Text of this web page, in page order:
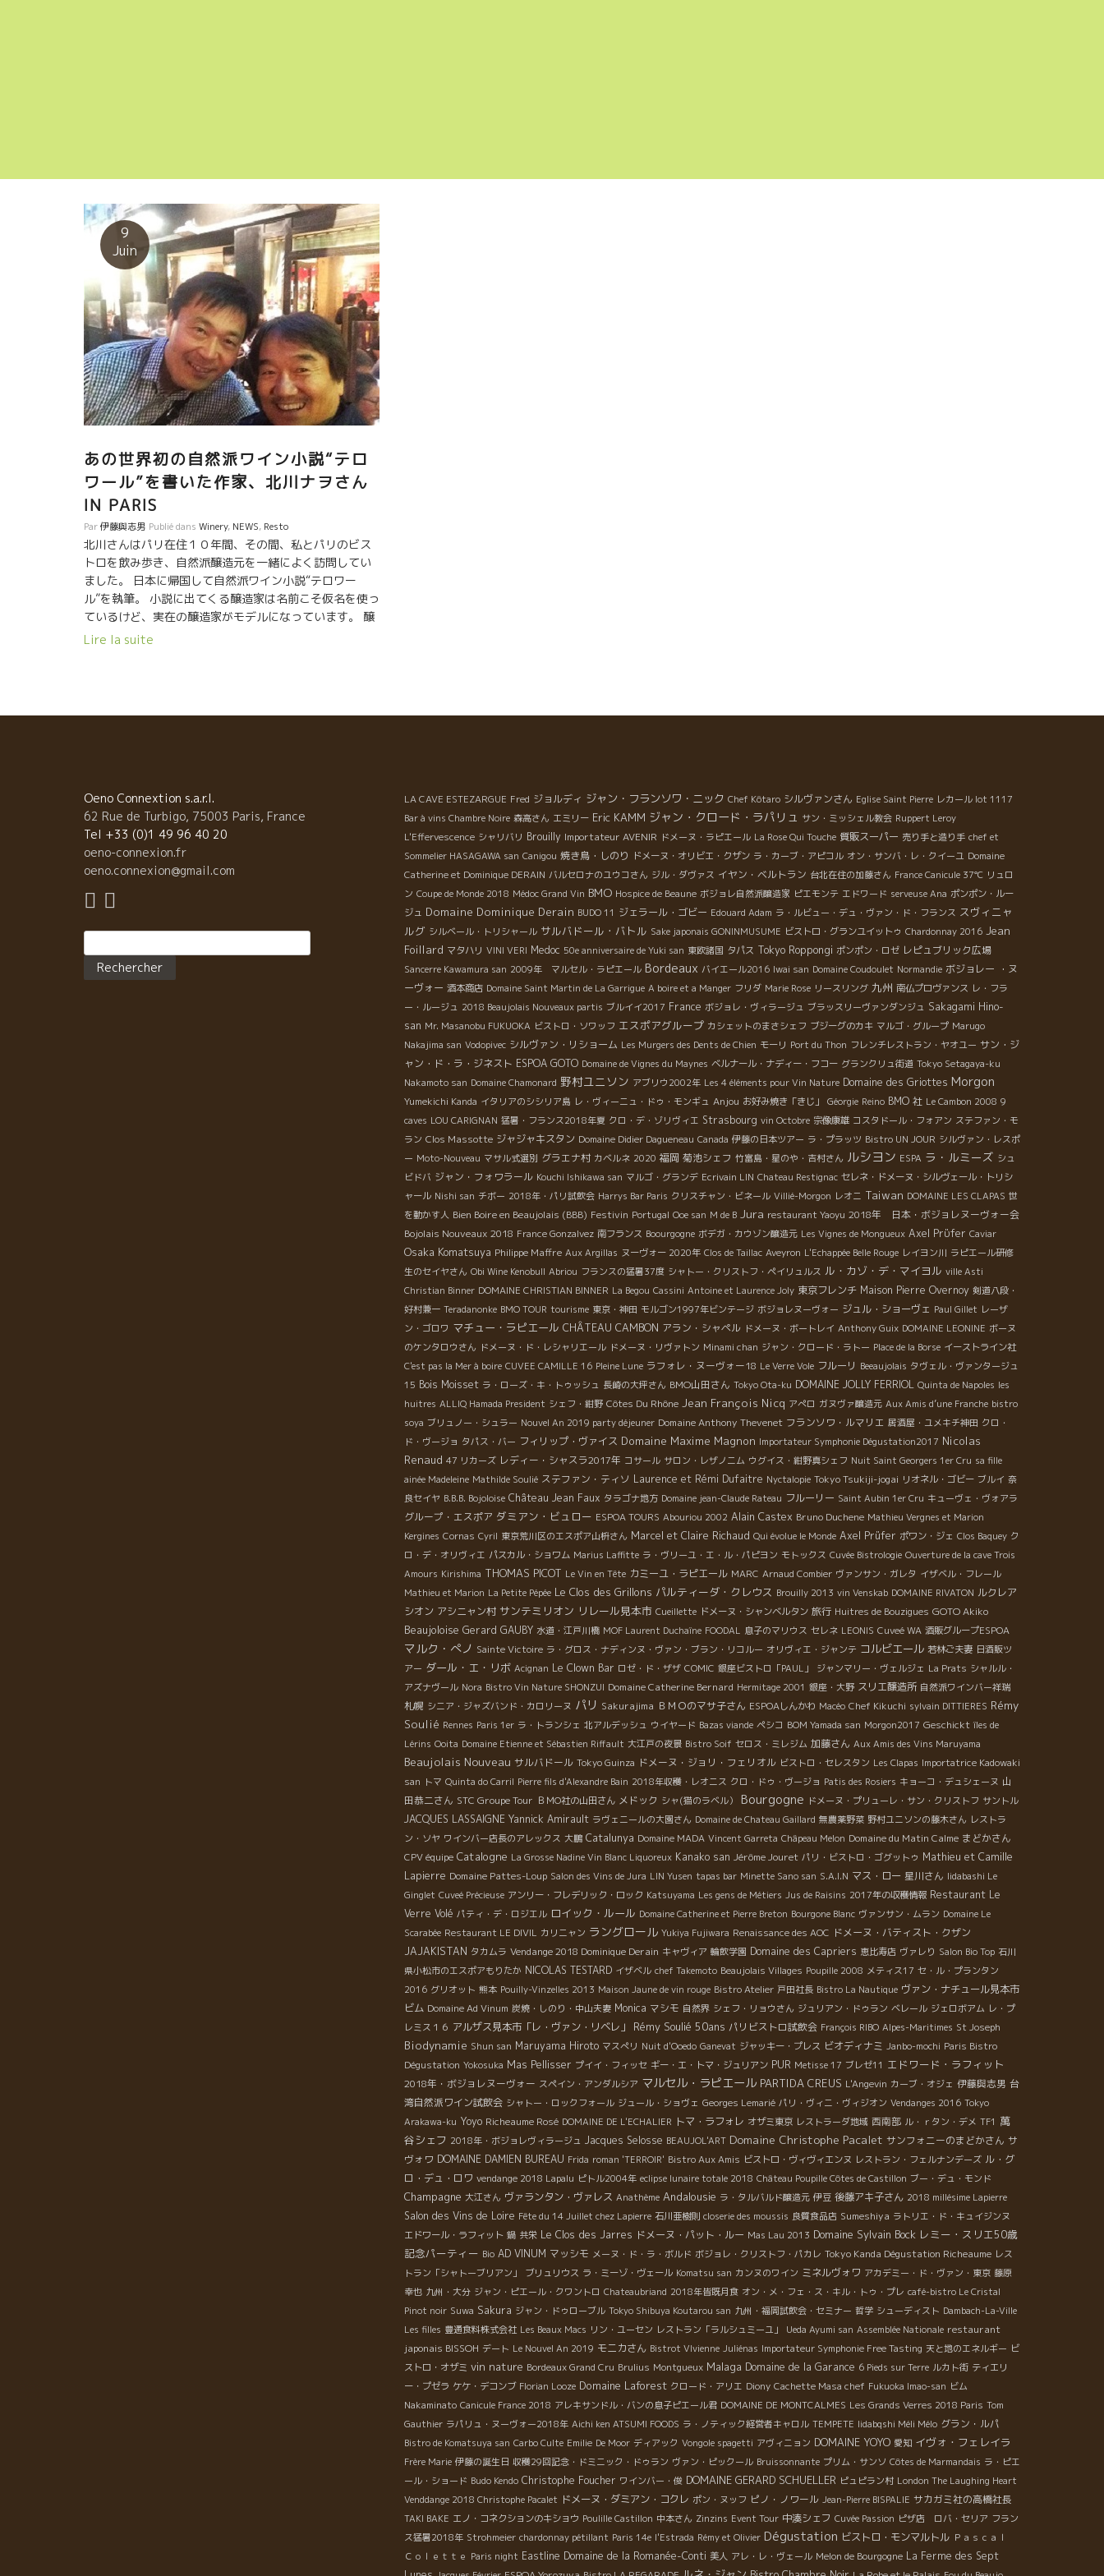
9
Juin
あの世界初の自然派ワイン小説“テロ
ワール”を書いた作家、北川ナヲさん
IN PARIS
Par伊藤與志男 Publié dans Winery, NEWS, Resto
北川さんはパリ在住１０年間、その間、私とパリのビス
トロを飲み歩き、自然派醸造元を一緒によく訪問してい
ました。 日本に帰国して自然派ワイン小説“テロワー
ル”を執筆。 小説に出てくる醸造家は名前こそ仮名を使っ
ているけど、実在の醸造家がモデルになっています。 醸
造家のことをよく知っている人が読めば、アッ！これは
さんが書いた小説です。面白いよ！！ 久々に一緒にビス
トロCoinstot Vinoコワンスト・ヴィノにやって来た。
ここには、いつも誰か自然派ワイン飲んべが集まってい
る。 いきなりラングロールのラ・ピエール・ショードの
マグナムを開けた。 マグナム一本では足りなくニコラ・
も開けた。 イヤー！美味しかった。 イヤー！楽しかっ
紹介・販売してやってください。 私のお勧めです。
モデルになった醸造家ブラインドクイズも面白いです
Lire la suite
Oeno Connextion s.a.r.l.
62 Rue de Turbigo, 75003 Paris, France
Tel +33 (0)1 49 96 40 20
oeno-connexion.fr
oeno.connexion@gmail.com
LA CAVE ESTEZARGUE Fred ジョルディ ジャン・フランソワ・ニック Chef Kôtaro シルヴァンさん Eglise Saint Pierre レカール lot 1117
Bar à vins Chambre Noire 森高さん エミリー Eric KAMM ジャン・クロード・ラパリュ サン・ミッシェル教会 Ruppert Leroy
L'Effervescence シャリバリ Brouilly Importateur AVENIR ドメーヌ・ラピエール La Rose Qui Touche 質販スーパー 売り手と造り手 chef et
Sommelier HASAGAWA san Canigou 焼き鳥・しのり ドメーヌ・オリビエ・クザン ラ・カーブ・アピコル オン・サンバ・レ・クイーユ Domaine
Catherine et Dominique DERAIN バルセロナのユウコさん ジル・ダヴァス イヤン・ベルトラン 台北在住の加藤さん France Canicule 37℃ リュロ
ン Coupe de Monde 2018 Médoc Grand Vin BMO Hospice de Beaune ボジョレ自然派醸造家 ピエモンテ エドワード serveuse Ana ポンポン・ルー
ジュ Domaine Dominique Derain BUDO 11 ジェラール・ゴビー Edouard Adam ラ・ルビュー・デュ・ヴァン・ド・フランス スヴィニャ
ルグ シルベール・トリシャール サルバドール・バトル Sake japonais GONINMUSUME ビストロ・グランユイットゥ Chardonnay 2016 Jean
Foillard マタハリ VINI VERI Medoc 50e anniversaire de Yuki san 東欧諸国 タパス Tokyo Roppongi ポンポン・ロゼ レピュブリック広場
Sancerre Kawamura san 2009年 マルセル・ラピエール Bordeaux バイエール2016 Iwai san Domaine Coudoulet Normandie ボジョレー ・ヌ
ーヴォー 酒本商店 Domaine Saint Martin de La Garrigue A boire et a Manger フリダ Marie Rose リースリング 九州 南仏プロヴァンス レ・フラ
ー・ルージュ 2018 Beaujolais Nouveaux partis ブルイイ2017 France ボジョレ・ヴィラージュ ブラッスリーヴァンダンジュ Sakagami Hino-
san Mr. Masanobu FUKUOKA ビストロ・ソワッフ エスポアグループ カシェットのまさシェフ ブジーグのカキ マルゴ・グループ Marugo
Nakajima san Vodopivec シルヴァン・リショーム Les Murgers des Dents de Chien モーリ Port du Thon フレンチレストラン・ヤオユー サン・ジ
ャン・ド・ラ・ジネスト ESPOA GOTO Domaine de Vignes du Maynes ベルナール・ナディー・フコー グランクリュ街道 Tokyo Setagaya-ku
Nakamoto san Domaine Chamonard 野村ユニソン アブリウ2002年 Les 4 éléments pour Vin Nature Domaine des Griottes Morgon
Yumekichi Kanda イタリアのシシリア島 レ・ヴィーニュ・ドゥ・モンギュ Anjou お好み焼き「きじ」 Géorgie Reino BMO 社 Le Cambon 2008 9
caves LOU CARIGNAN 猛暑・フランス2018年夏 クロ・デ・ゾリヴィエ Strasbourg vin Octobre 宗像康雄 コスタドール・フォアン ステファン・モ
ラン Clos Massotte ジャジャキスタン Domaine Didier Dagueneau Canada 伊藤の日本ツアー ラ・プラッツ Bistro UN JOUR シルヴァン・レスポ
ー Moto-Nouveau マサル式選別 グラエナ村 カベルネ 2020 福岡 菊池シェフ 竹富島・星のや・吉村さん ルシヨン ESPA ラ・ルミーズ シュ
ビドバ ジャン・フォワラール Kouchi Ishikawa san マルゴ・グランデ Ecrivain LIN Chateau Restignac セレネ・ドメーヌ・シルヴェール・トリシ
ャール Nishi san チボー 2018年・パリ試飲会 Harrys Bar Paris クリスチャン・ビネール Villié-Morgon レオニ Taiwan DOMAINE LES CLAPAS 世
を動かす人 Bien Boire en Beaujolais (BBB) Festivin Portugal Ooe san M de B Jura restaurant Yaoyu 2018年 日本・ボジョレヌーヴォー会
Bojolais Nouveaux 2018 France Gonzalvez 南フランス Boourgogne ボデガ・カウゾン醸造元 Les Vignes de Mongueux Axel Prϋfer Caviar
Osaka Komatsuya Philippe Maffre Aux Argillas ヌーヴォー 2020年 Clos de Taillac Aveyron L'Echappée Belle Rouge レイヨン川 ラピエール研修
生のセイヤさん Obi Wine Kenobull Abriou フランスの猛暑37度 シャトー・クリストフ・ペイリュルス ル・カゾ・デ・マイヨル ville Asti
Christian Binner DOMAINE CHRISTIAN BINNER La Begou Cassini Antoine et Laurence Joly 東京フレンチ Maison Pierre Overnoy 剣道八段・
好村兼一 Teradanonke BMO TOUR tourisme 東京・神田 モルゴン1997年ビンテージ ボジョレヌーヴォー ジュル・ショーヴェ Paul Gillet レーザ
ン・ゴロワ マチュー・ラピエール CHÂTEAU CAMBON アラン・シャペル ドメーヌ・ボートレイ Anthony Guix DOMAINE LEONINE ボーヌ
のケンタロウさん ドメーヌ・ド・レシャリエール ドメーヌ・リヴァトン Minami chan ジャン・クロード・ラトー Place de la Borse イーストライン社
C'est pas la Mer à boire CUVEE CAMILLE 16 Pleine Lune ラフォレ・ヌーヴォー18 Le Verre Vole フルーリ Beeaujolais タヴェル・ヴァンタージュ
15 Bois Moisset ラ・ローズ・キ・トゥッシュ 長崎の大坪さん BMO山田さん Tokyo Ota-ku DOMAINE JOLLY FERRIOL Quinta de Napoles les
huitres ALLIQ Hamada President シェフ・紺野 Côtes Du Rhône Jean François Nicq アぺロ ガヌヴァ醸造元 Aux Amis d’une Franche bistro
soya ブリュノー・シュラー Nouvel An 2019 party déjeuner Domaine Anthony Thevenet フランソワ・ルマリエ 居酒屋・ユメキチ神田 クロ・
ド・ヴージョ タパス・バー フィリップ・ヴァイス Domaine Maxime Magnon Importateur Symphonie Dégustation2017 Nicolas
Renaud 47 リカーズ レディー・シャスラ2017年 コサール サロン・レザノニム ウグイス・紺野真シェフ Nuit Saint Georgers 1er Cru sa fille
ainée Madeleine Mathilde Soulié ステファン・ティソ Laurence et Rémi Dufaitre Nyctalopie Tokyo Tsukiji-jogai リオネル・ゴビー ブルイ 奈
良セイヤ B.B.B. Bojoloise Château Jean Faux タラゴナ地方 Domaine jean-Claude Rateau フルーリー Saint Aubin 1er Cru キューヴェ・ヴォアラ
グループ・エスポア ダミアン・ビュロー ESPOA TOURS Abouriou 2002 Alain Castex Bruno Duchene Mathieu Vergnes et Marion
Kergines Cornas Cyril 東京荒川区のエスポア山枡さん Marcel et Claire Richaud Qui évolue le Monde Axel Prüfer ポワン・ジェ Clos Baquey ク
ロ・デ・オリヴィエ パスカル・ショワム Marius Laffitte ラ・ヴリーユ・エ・ル・パピヨン モトックス Cuvée Bistrologie Ouverture de la cave Trois
Amours Kirishima THOMAS PICOT Le Vin en Tête カミーユ・ラピエール MARC Arnaud Combier ヴァンサン・ガレタ イザベル・フレール
Mathieu et Marion La Petite Pépée Le Clos des Grillons パルティーダ・クレウス Brouilly 2013 vin Venskab DOMAINE RIVATON ルクレア
シオン アシニャン村 サンテミリオン リレール見本市 Cueillette ドメーヌ・シャンベルタン 旅行 Huitres de Bouzigues GOTO Akiko
Beaujoloise Gerard GAUBY 水道・江戸川橋 MOF Laurent Duchaîne FOODAL 息子のマリウス セレネ LEONIS Cuveé WA 酒販グループESPOA
マルク・ぺノ Sainte Victoire ラ・グロス・ナディンヌ・ヴァン・ブラン・リコルー オリヴィエ・ジャンテ コルビエール 若林ご夫妻 日酒販ツ
アー ダール・エ・リボ Acignan Le Clown Bar ロゼ・ド・ザザ COMIC 銀座ビストロ「PAUL」 ジャンマリー・ヴェルジェ La Prats シャルル・
アズナヴール Nora Bistro Vin Nature SHONZUI Domaine Catherine Bernard Hermitage 2001 銀座・大野 スリエ醸造所 自然派ワインバー祥瑞
札幌 シニア・ジャズバンド・カロリーヌ パリ Sakurajima ＢＭＯのマサ子さん ESPOAしんかわ Macéo Chef Kikuchi sylvain DITTIERES Rémy
Soulié Rennes Paris 1er ラ・トランシェ 北アルデッシュ ウイヤード Bazas viande ペシコ BOM Yamada san Morgon2017 Geschickt îles de
Lérins Ooita Domaine Etienne et Sébastien Riffault 大江戸の夜景 Bistro Soif セロス・ミレジム 加藤さん Aux Amis des Vins Maruyama
Beaujolais Nouveau サルバドール Tokyo Guinza ドメーヌ・ジョリ・フェリオル ビストロ・セレスタン Les Clapas Importatrice Kadowaki
san トマ Quinta do Carril Pierre fils d'Alexandre Bain 2018年収穫・レオニス クロ・ドゥ・ヴージョ Patis des Rosiers キョーコ・デュシェーヌ 山
田恭二さん STC Groupe Tour ＢＭО社の山田さん メドック シャ(猫のラベル） Bourgogne ドメーヌ・プリューレ・サン・クリストフ サントル
JACQUES LASSAIGNE Yannick Amirault ラヴェニールの大園さん Domaine de Chateau Gaillard 無農薬野菜 野村ユニソンの藤木さん レストラ
ン・ソヤ ワインバー店長のアレックス 大鵬 Catalunya Domaine MADA Vincent Garreta Châpeau Melon Domaine du Matin Calme まどかさん
CPV équipe Catalogne La Grosse Nadine Vin Blanc Liquoreux Kanako san Jérôme Jouret パリ・ビストロ・ゴグットゥ Mathieu et Camille
Lapierre Domaine Pattes-Loup Salon des Vins de Jura LIN Yusen tapas bar Minette Sano san S.A.I.N マス・ロー 星川さん Iidabashi Le
Ginglet Cuveé Précieuse アンリー・フレデリック・ロック Katsuyama Les gens de Métiers Jus de Raisins 2017年の収穫情報 Restaurant Le
Verre Volé パティ・デ・ロジエル ロイック・ルール Domaine Catherine et Pierre Breton Bourgone Blanc ヴァンサン・ムラン Domaine Le
Scarabée Restaurant LE DIVIL カリニャン ラングロール Yukiya Fujiwara Renaissance des AOC ドメーヌ・バティスト・クザン
JAJAKISTAN タカムラ Vendange 2018 Dominique Derain キャヴィア 輪飲学園 Domaine des Capriers 恵比寿店 ヴァレり Salon Bio Top 石川
県小松市のエスポアもりたか NICOLAS TESTARD イザベル chef Takemoto Beaujolais Villages Poupille 2008 メティス17 セ・ル・プランタン
2016 グリオット 熊本 Pouilly-Vinzelles 2013 Maison Jaune de vin rouge Bistro Atelier 戸田社長 Bistro La Nautique ヴァン・ナチュール見本市
ビム Domaine Ad Vinum 炭焼・しのり・中山夫妻 Monica マシモ 自然界 シェフ・リョウさん ジュリアン・ドゥラン ベレール ジェロボアム レ・プ
レミス１６ アルザス見本市「レ・ヴァン・リベレ」 Rémy Soulié 50ans パリビストロ試飲会 François RIBO Alpes-Maritimes St Joseph
Biodynamie Shun san Maruyama Hiroto マスぺリ Nuit d'Ooedo Ganevat ジャッキー・プレス ビオディナミ Janbo-mochi Paris Bistro
Dégustation Yokosuka Mas Pellisser プイイ・フィッセ ギー・エ・トマ・ジュリアン PUR Metisse 17 ブレゼ11 エドワード・ラフィット
2018年・ボジョレヌーヴォー スペイン・アンダルシア マルセル・ラピエール PARTIDA CREUS L'Angevin カーブ・オジェ 伊藤與志男 台
湾自然派ワイン試飲会 シャトー・ロックフォール ジュール・ショヴェ Georges Lemarié パリ・ヴィニ・ヴィジオン Vendanges 2016 Tokyo
Arakawa-ku Yoyo Richeaume Rosé DOMAINE DE L'ECHALIER トマ・ラフォレ オザミ東京 レストラーダ地域 西南部 ル・ｒタン・デメ TF1 萬
谷シェフ 2018年・ボジョレヴィラージュ Jacques Selosse BEAUJOL'ART Domaine Christophe Pacalet サンフォニーのまどかさん サ
ヴォワ DOMAINE DAMIEN BUREAU Frida roman 'TERROIR' Bistro Aux Amis ビストロ・ヴィヴィエンヌ レストラン・フェルナンデーズ ル・グ
ロ・デュ・ロワ vendange 2018 Lapalu ピトル2004年 eclipse lunaire totale 2018 Château Poupille Côtes de Castillon ブー・デュ・モンド
Champagne 大江さん ヴァランタン・ヴァレス Anathème Andalousie ラ・タルバルド醸造元 伊豆 後藤アキ子さん 2018 millésime Lapierre
Salon des Vins de Loire Fête du 14 Juillet chez Lapierre 石川亜樹則 closerie des moussis 良質食品店 Sumeshiya ラトリエ・ド・キュイジンヌ
エドワール・ラフィット 鍋 共栄 Le Clos des Jarres ドメーヌ・パット・ルー Mas Lau 2013 Domaine Sylvain Bock レミー・スリエ50歳
記念パーティー Bio AD VINUM マッシモ メーヌ・ド・ラ・ボルド ボジョレ・クリストフ・パカレ Tokyo Kanda Dégustation Richeaume レス
トラン「シャトーブリアン」
ブリュリウス ラ・ミーゾ・ヴェール Komatsu san カンヌのワイン ミネルヴォワ アカデミー・ド・ヴァン・東京 藤原
幸也 九州・大分 ジャン・ピエール・クワントロ Chateaubriand 2018年皆既月食 オン・メ・フェ・ス・キル・トゥ・プレ café-bistro Le Cristal
Pinot noir Suwa Sakura ジャン・ドゥローブル Tokyo Shibuya Koutarou san 九州・福岡試飲会・セミナー 哲学 シューディスト Dambach-La-Ville
Les filles 豊通食料株式会社 Les Beaux Macs リン・ユーセン レストラン「ラルシュミーユ」 Ueda Ayumi san Assemblée Nationale restaurant
japonais BISSOH デート Le Nouvel An 2019 モニカさん Bistrot VIvienne Juliénas Importateur Symphonie Free Tasting 天と地のエネルギー ビ
ストロ・オザミ vin nature Bordeaux Grand Cru Brulius Montgueux Malaga Domaine de la Garance 6 Pieds sur Terre ルカト街 ティエリ
ー・プゼラ ケケ・デコンブ Florian Looze Domaine Laforest クロード・アリエ Diony Cachette Masa chef Fukuoka Imao-san ビム
Nakaminato Canicule France 2018 アレキサンドル・バンの息子ピエール君 DOMAINE DE MONTCALMES Les Grands Verres 2018 Paris Tom
Gauthier ラパリュ・ヌーヴォー2018年 Aichi ken ATSUMI FOODS ラ・ノティック経営者キャロル TEMPETE Iidabqshi Méli Mélo グラン・ルパ
Bistro de Komatsuya san Carbo Culte Emilie De Moor ディアック Vongole spagetti アヴィニョン DOMAINE YOYO 愛知 イヴォ・フェレイラ
Frère Marie 伊藤の誕生日 収穫29回記念・ドミニック・ドゥラン ヴァン・ピックール Bruissonnante プリム・サンソ Côtes de Marmandais ラ・ピエ
ール・ショード Budo Kendo Christophe Foucher ワインバー・俊 DOMAINE GERARD SCHUELLER ピュピラン村 London The Laughing Heart
Venddange 2018 Christophe Pacalet ドメーヌ・ダミアン・コクレ ポン・ヌッフ ピノ・ノワール Jean-Pierre BISPALIE サカガミ社の高橋社長
TAKI BAKE エノ・コネクションのキショウ Poulille Castillon 中本さん Zinzins Event Tour 中湊シェフ Cuvée Passion ピザ店 ロバ・セリア フラン
ス猛暑2018年 Strohmeier chardonnay pétillant Paris 14e l'Estrada Rémy et Olivier Dégustation ビストロ・モンマルトル Ｐａｓｃａｌ
Ｃｏｌｅｔｔｅ Paris night Eastline Domaine de la Romanée-Conti 美人 アレ・レ・ヴェール Melon de Bourgogne La Ferme des Sept